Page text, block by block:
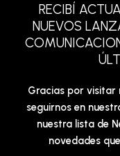
RECIBÍ
NUEVOS
Gracias por visitar
seguirnos en
nuestra lista de
novedades